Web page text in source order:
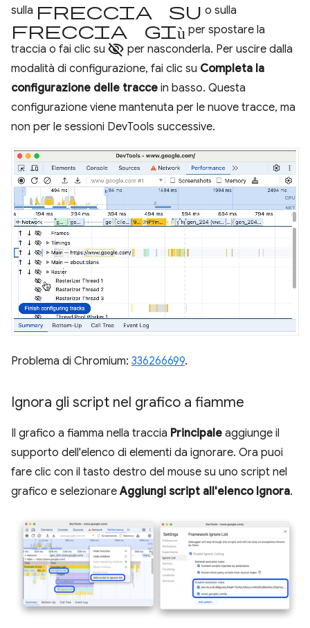
sulla freccia su o sulla
freccia giù per spostare la
traccia o fai clic su visibility_off per nasconderla. Per uscire dalla
modalità di configurazione, fai clic su Completa la
configurazione delle tracce in basso. Questa
configurazione viene mantenuta per le nuove tracce, ma
non per le sessioni DevTools successive.
Problema di Chromium: 336266699.
Ignora gli script nel grafico a fiamme
Il grafico a fiamma nella traccia Principale aggiunge il
supporto dell'elenco di elementi da ignorare. Ora puoi
fare clic con il tasto destro del mouse su uno script nel
grafico e selezionareAggiungi script all'elenco Ignora.